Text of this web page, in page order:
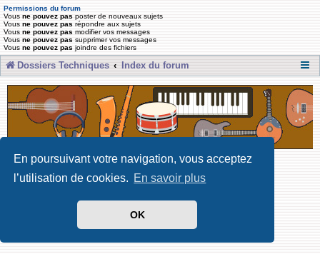
En poursuivant votre navigation, vous acceptez
l’utilisation de cookies. En savoir plus
OK
Permissions du forum
Vous ne pouvez pas poster de nouveaux sujets
Vous ne pouvez pas répondre aux sujets
Vous ne pouvez pas modifier vos messages
Vous ne pouvez pas supprimer vos messages
Vous ne pouvez pas joindre des fichiers
Dossiers Techniques Index du forum
Traduit par phpBB-fr